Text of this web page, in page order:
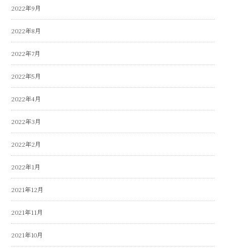
2022年9月
2022年8月
2022年7月
2022年5月
2022年4月
2022年3月
2022年2月
2022年1月
2021年12月
2021年11月
2021年10月